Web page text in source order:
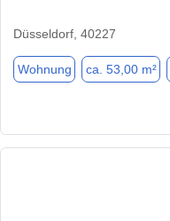
Düsseldorf, 40227
Wohnung ca. 53,00 m²